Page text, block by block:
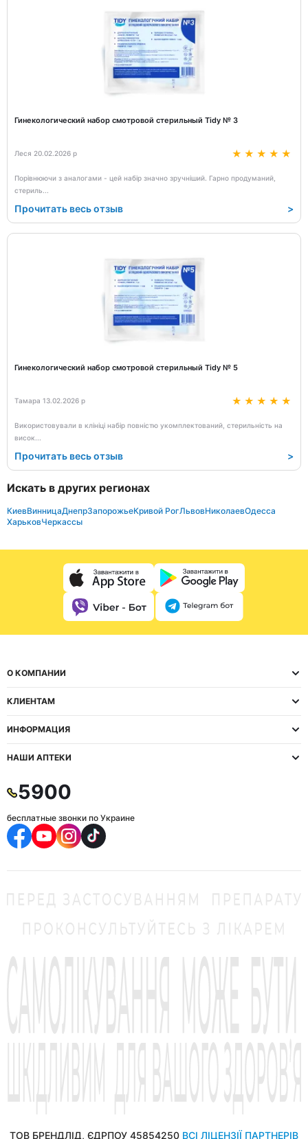
Гинекологический набор смотровой стерильный Tidy № 3
Леся 20.02.2026 р
Порівнюючи з аналогами - цей набір значно зручніший. Гарно продуманий,
стериль
Прочитать весь отзыв >
Гинекологический набор смотровой стерильный Tidy № 5
Тамара 13.02.2026 р
Використовували в клініці набір повністю укомплектований, стерильність на
висок
Прочитать весь отзыв >
Искать в других регионах
КиевВинницаДнепрЗапорожьеКривой РогЛьвовНиколаевОдесса
ХарьковЧеркассы
О КОМПАНИИ
КЛИЕНТАМ
ИНФОРМАЦИЯ
НАШИ АПТЕКИ
5900
бесплатные звонки по Украине
ТОВ БРЕНДЛІД, ЄДРПОУ 45854250 ВСІ ЛІЦЕНЗІЇ ПАРТНЕРІВ